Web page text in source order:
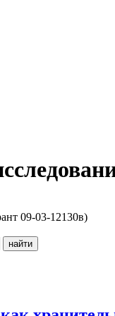
09-03-12130в)